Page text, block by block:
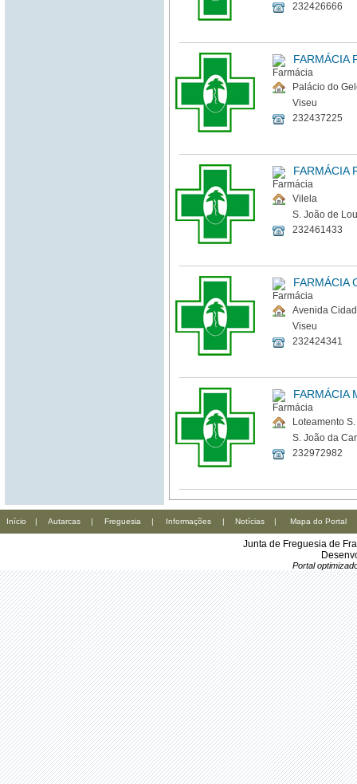
232426666
FARMÁCIA
Palácio do
Viseu
232437225
FARMÁCIA
Vilela
S. João de
232461433
FARMÁCIA
Avenida
Viseu
232424341
FARMÁCIA
Loteamento
S. João da
232972982
Início | Autarcas | Freguesia | Informações | Notícias | Mapa do Portal
Junta de Freguesia de
Portal